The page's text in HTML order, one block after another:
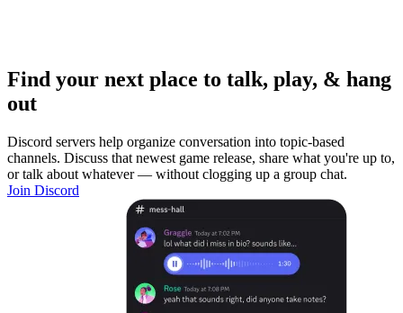
Find your next place to talk, play, & hang
out
Discord servers help organize conversation into topic-based
channels. Discuss that newest game release, share what you're up to,
or talk about whatever — without clogging up a group chat.
Join Discord